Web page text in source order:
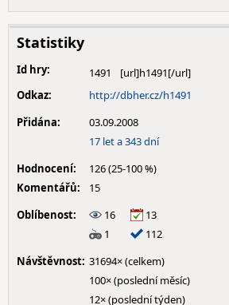
Statistiky
Id hry:
1491
Odkaz:
http://dbher.cz/h1491
Přidána:
03.09.2008
17 let a 343 dní
Hodnocení:
126 (25-100 %)
Komentářů:
15
Oblíbenost:
16
13
1
112
Návštěvnost: 31694× (celkem)
100× (poslední měsíc)
12× (poslední týden)